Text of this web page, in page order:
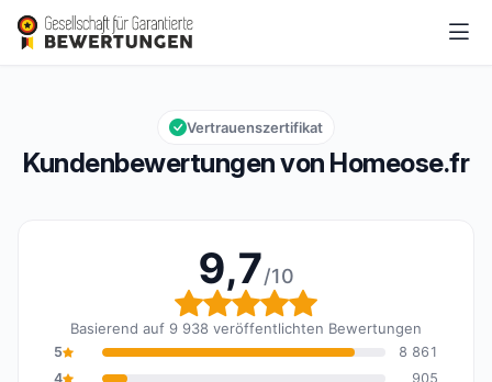
Homeose.fr
Gesamtbewertung: 9,7 von 10
9,7/10
Kundenbewertungen von Homeose.fr
Vertrauenszertifikat
9,7/10
Gesamtbewertung: 9,7
Basierend auf 9 938 veröffentlichten Bewertungen
5
8 861
4
905